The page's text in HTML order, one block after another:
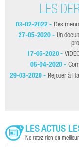
LES
03-02-2022 - Des
27-05-2020 - Un
17-05-2020 -
05-04-2020 -
29-03-2020 - Rejouer à
LES ACTUS
Ne ratez rien du